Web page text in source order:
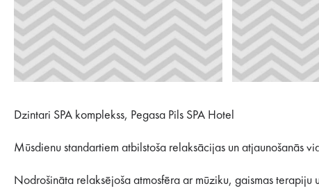
Dzintari SPA komplekss, Pegasa Pils SPA Hotel
Mūsdienu standartiem atbilstoša relaksācijas un atjaunošanās
Nodrošināta relaksējoša atmosfēra ar mūziku, gaismas terapiju